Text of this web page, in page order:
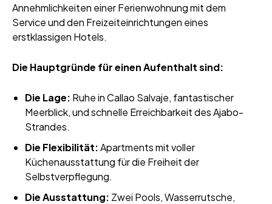
Annehmlichkeiten einer Ferienwohnung mit dem
Service und den Freizeiteinrichtungen eines
erstklassigen Hotels.
Die Hauptgründe für einen Aufenthalt sind:
Die Lage: Ruhe in Callao Salvaje, fantastischer
Meerblick, und schnelle Erreichbarkeit des Ajabo-
Strandes.
Die Flexibilität:Apartments mit voller
Küchenausstattung für die Freiheit der
Selbstverpflegung.
Die Ausstattung: Zwei Pools, Wasserrutsche,